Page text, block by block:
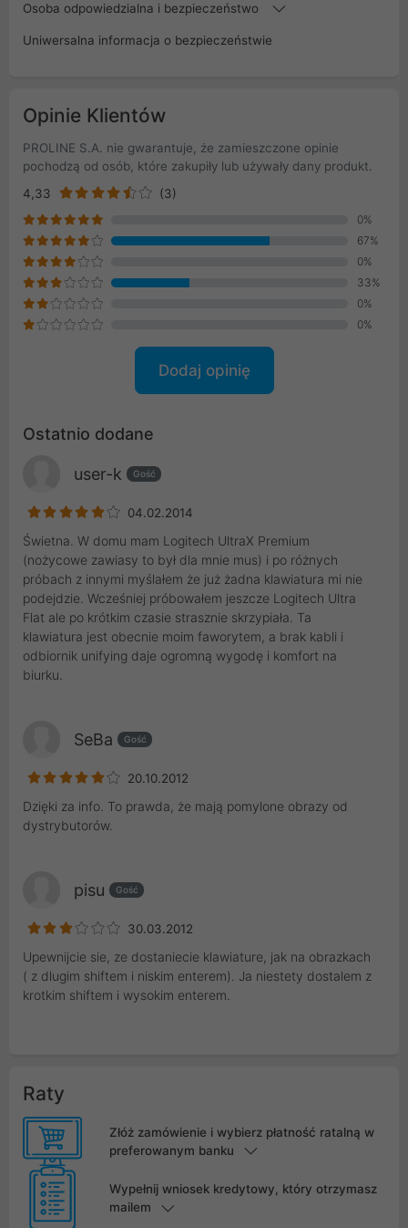
Osoba odpowiedzialna i bezpieczeństwo
Uniwersalna informacja o bezpieczeństwie
Opinie Klientów
PROLINE S.A. nie gwarantuje, że zamieszczone opinie
pochodzą od osób, które zakupiły lub używały dany produkt.
4,33
(3)
0%
67%
0%
33%
0%
0%
Dodaj opinię
Ostatnio dodane
user-k Gość
04.02.2014
Świetna. W domu mam Logitech UltraX Premium
(nożycowe zawiasy to był dla mnie mus) i po różnych
próbach z innymi myślałem że już żadna klawiatura mi nie
podejdzie. Wcześniej próbowałem jeszcze Logitech Ultra
Flat ale po krótkim czasie strasznie skrzypiała. Ta
klawiatura jest obecnie moim faworytem, a brak kabli i
odbiornik unifying daje ogromną wygodę i komfort na
biurku.
SeBa Gość
20.10.2012
Dzięki za info. To prawda, że mają pomylone obrazy od
dystrybutorów.
pisu Gość
30.03.2012
Upewnijcie sie, ze dostaniecie klawiature, jak na obrazkach
( z dlugim shiftem i niskim enterem). Ja niestety dostalem z
krotkim shiftem i wysokim enterem.
Raty
Złóż zamówienie i wybierz płatność ratalną w
preferowanym banku
Wypełnij wniosek kredytowy, który otrzymasz
mailem